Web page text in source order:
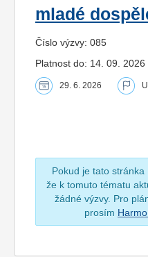
mladé
Číslo výzvy: 085
Platnost do: 14. 09. 2026
29. 6. 2026
Pokud je tato stránka
že k tomuto tématu
žádné výzvy. Pro
prosím